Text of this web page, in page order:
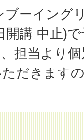
ブーイング
開講 中止)
担当より
だきます